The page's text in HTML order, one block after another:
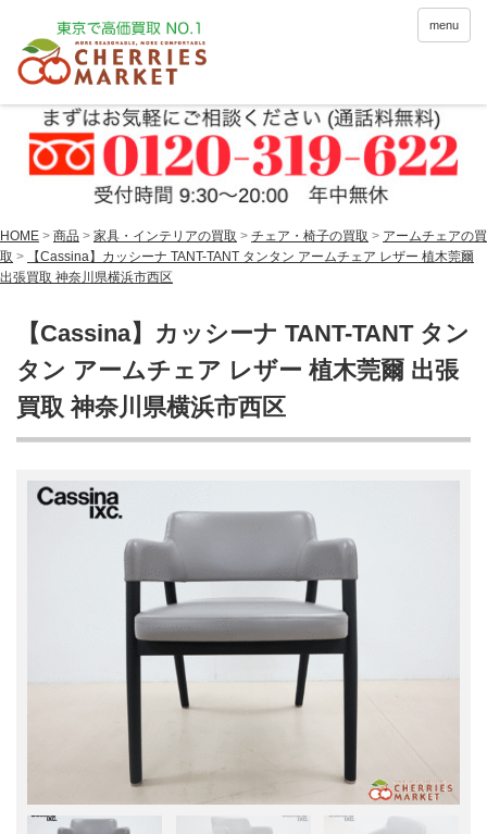
menu
HOME > 商品 > 家具・インテリアの買取 > チェア・椅子の買取 > アームチェアの買
取 >
【Cassina】カッシーナ TANT-TANT タンタン アームチェア レザー 植木莞爾
出張買取 神奈川県横浜市西区
【Cassina】カッシーナ TANT-TANT タン
タン アームチェア レザー 植木莞爾 出張
買取 神奈川県横浜市西区